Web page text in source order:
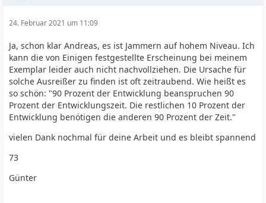
24. Februar 2021 um 11:09
Ja, schon klar Andreas, es ist Jammern auf hohem Niveau. Ich
kann die von Einigen festgestellte Erscheinung bei meinem
Exemplar leider auch nicht nachvollziehen. Die Ursache für
solche Ausreißer zu finden ist oft zeitraubend. Wie heißt es
so schön: "90 Prozent der Entwicklung beanspruchen 90
Prozent der Entwicklungszeit. Die restlichen 10 Prozent der
Entwicklung benötigen die anderen 90 Prozent der Zeit."
vielen Dank nochmal für deine Arbeit und es bleibt spannend
73
Günter